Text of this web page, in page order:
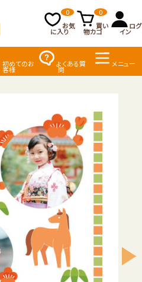
お気
に入り
0
買い
物カゴ
0
ログ
イン
初めてのお
客様
よくある質
問
メニュー